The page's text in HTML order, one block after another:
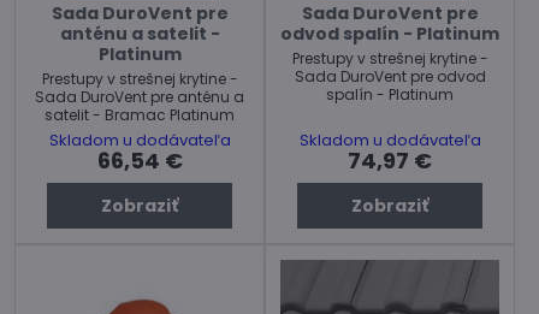
Sada DuroVent pre
anténu a satelit -
Platinum
Prestupy v strešnej krytine -
Sada DuroVent pre anténu a
satelit - Bramac Platinum
Skladom u dodávateľa
66,54 €
Zobraziť
Sada DuroVent pre
odvod spalín - Platinum
Prestupy v strešnej krytine -
Sada DuroVent pre odvod
spalín - Platinum
Skladom u dodávateľa
74,97 €
Zobraziť